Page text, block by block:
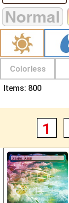
Colorless
Items: 800
1